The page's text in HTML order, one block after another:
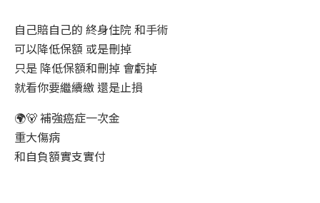
自己賠自己的 終身住院 和手術
可以降低保額 或是刪掉
只是 降低保額和刪掉 會虧掉
就看你要繼續繳 還是止損
🌍🐻 補強癌症一次金
重大傷病
和自負額實支實付